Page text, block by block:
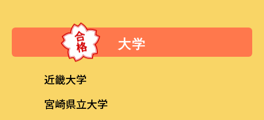
大学
近畿大学
宮崎県立大学